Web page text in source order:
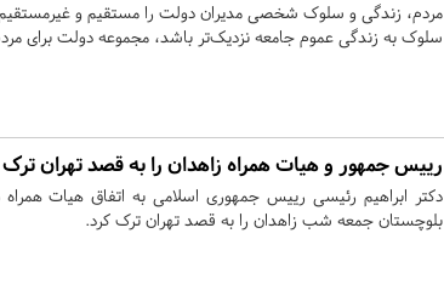
مردم، زندگی و سلوک شخصی مدیران دولت را مستقیم و
سلوک به زندگی عموم جامعه نزدیک‌تر باشد، مجموعه دولت برای مردم
رییس جمهور و هیات همراه زاهدان را به قصد تهران
بلوچستان جمعه شب زاهدان را به قصد تهران ترک کرد.